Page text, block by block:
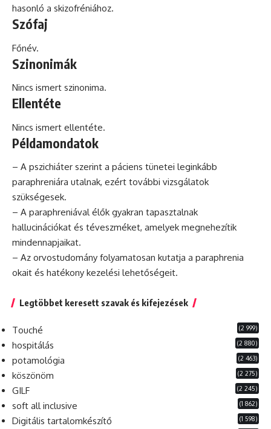
hasonló a skizofréniához.
Szófaj
Főnév.
Szinonimák
Nincs ismert szinonima.
Ellentéte
Nincs ismert ellentéte.
Példamondatok
– A pszichiáter szerint a páciens tünetei leginkább
paraphreniára utalnak, ezért további vizsgálatok
szükségesek.
– A paraphreniával élők gyakran tapasztalnak
hallucinációkat és téveszméket, amelyek megnehezítik
mindennapjaikat.
– Az orvostudomány folyamatosan kutatja a paraphrenia
okait és hatékony kezelési lehetőségeit.
Legtöbbet keresett szavak és kifejezések
Touché (2 999)
hospitálás (2 880)
potamológia (2 463)
köszönöm (2 275)
GILF (2 245)
soft all inclusive (1 862)
Digitális tartalomkészítő (1 598)